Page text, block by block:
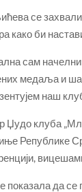
се
како би
сам
медаља и
наш
Џудо клуба
Републике
показала да